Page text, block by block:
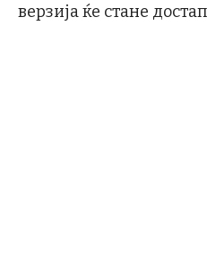
верзија ќе стане